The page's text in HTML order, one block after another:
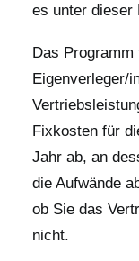
es unter dieser
Das
Eigenverleger/
Fixkosten für
Jahr ab, an
die Aufwände
ob Sie das
nicht.